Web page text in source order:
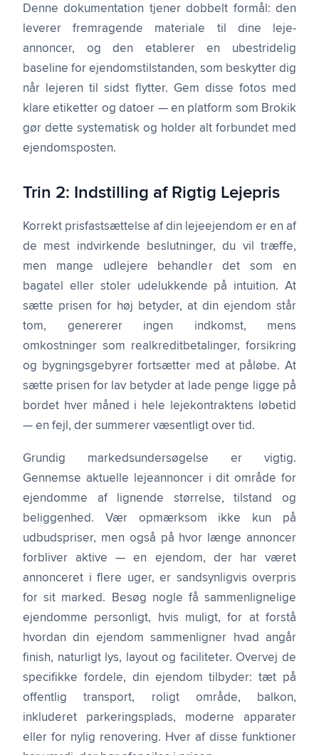
Denne dokumentation tjener dobbelt formål: den
leverer fremragende materiale til dine leje-
annoncer, og den etablerer en ubestridelig
baseline for ejendomstilstanden, som beskytter dig
når lejeren til sidst flytter. Gem disse fotos med
klare etiketter og datoer — en platform som Brokik
gør dette systematisk og holder alt forbundet med
ejendomsposten.
Trin 2: Indstilling af Rigtig Lejepris
Korrekt prisfastsættelse af din lejeejendom er en af
de mest indvirkende beslutninger, du vil træffe,
men mange udlejere behandler det som en
bagatel eller stoler udelukkende på intuition. At
sætte prisen for høj betyder, at din ejendom står
tom, genererer ingen indkomst, mens
omkostninger som realkreditbetalinger, forsikring
og bygningsgebyrer fortsætter med at påløbe. At
sætte prisen for lav betyder at lade penge ligge på
bordet hver måned i hele lejekontraktens løbetid
— en fejl, der summerer væsentligt over tid.
Grundig markedsundersøgelse er vigtig.
Gennemse aktuelle lejeannoncer i dit område for
ejendomme af lignende størrelse, tilstand og
beliggenhed. Vær opmærksom ikke kun på
udbudspriser, men også på hvor længe annoncer
forbliver aktive — en ejendom, der har været
annonceret i flere uger, er sandsynligvis overpris
for sit marked. Besøg nogle få sammenlignelige
ejendomme personligt, hvis muligt, for at forstå
hvordan din ejendom sammenligner hvad angår
finish, naturligt lys, layout og faciliteter. Overvej de
specifikke fordele, din ejendom tilbyder: tæt på
offentlig transport, roligt område, balkon,
inkluderet parkeringsplads, moderne apparater
eller for nylig renovering. Hver af disse funktioner